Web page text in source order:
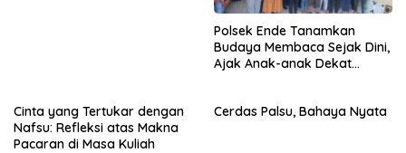
Polsek Ende Tanamkan
Budaya Membaca Sejak Dini,
Ajak Anak-anak Dekat
Cinta yang Tertukar dengan
Nafsu: Refleksi atas Makna
Pacaran di Masa Kuliah
Cerdas Palsu, Bahaya Nyata